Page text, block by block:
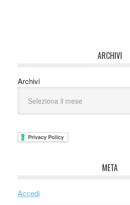
ARCHIVI
Archivi
META
Accedi